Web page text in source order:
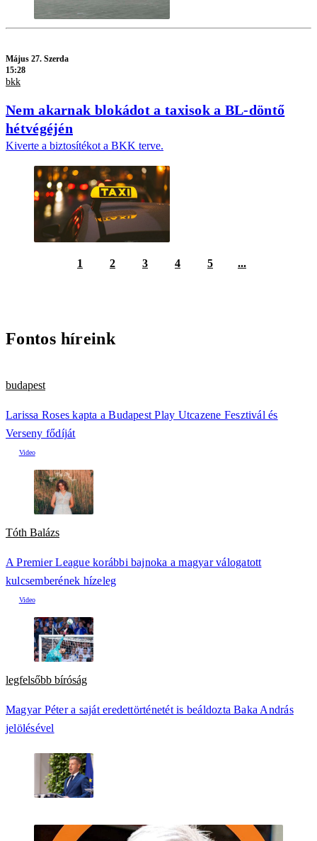
Május 27. Szerda
15:28
bkk
Nem akarnak blokádot a taxisok a BL-döntő
hétvégéjén
Kiverte a biztosítékot a BKK terve.
1 2 3 4 5 ...
Fontos híreink
budapest
Larissa Roses kapta a Budapest Play Utcazene Fesztivál és
Verseny fődíját
Tóth Balázs
A Premier League korábbi bajnoka a magyar válogatott
kulcsemberének hízeleg
legfelsőbb bíróság
Magyar Péter a saját eredettörténetét is beáldozta Baka András
jelölésével